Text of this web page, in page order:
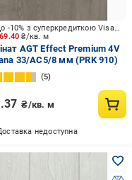
₴/кв. м
До -10% з суперкредиткою Visa Вигода
AGT Effect Premium 4V
33/АС5/8 мм (PRK 910)
5
₴/кв. м
недоступна